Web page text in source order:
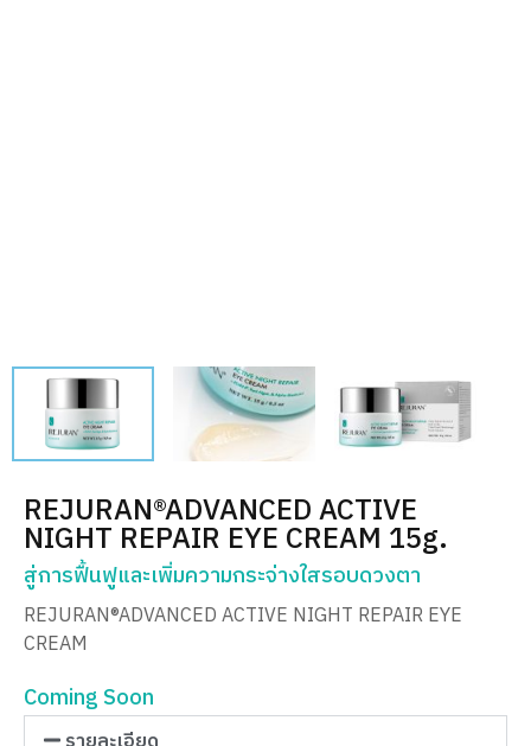
REJURAN®ADVANCED ACTIVE
NIGHT REPAIR EYE CREAM 15g.
สู่การฟื้นฟูและเพิ่มความกระจ่างใสรอบดวงตา
REJURAN®ADVANCED ACTIVE NIGHT REPAIR EYE
CREAM
Coming Soon